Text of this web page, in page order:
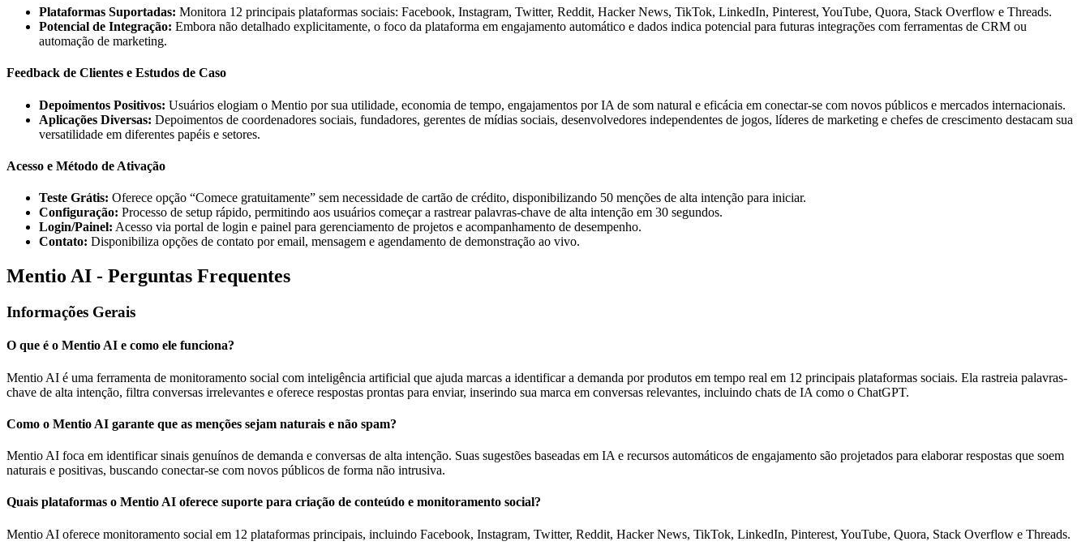
Plataformas Suportadas: Monitora 12 principais plataformas sociais: Facebook, Instagram, Twitter, Reddit, Hacker News, TikTok, LinkedIn, Pinterest, YouTube, Quora, Stack Overflow e Threads.
Potencial de Integração: Embora não detalhado explicitamente, o foco da plataforma em engajamento automático e dados indica potencial para futuras integrações com ferramentas de CRM ou
automação de marketing.
Feedback de Clientes e Estudos de Caso
Depoimentos Positivos: Usuários elogiam o Mentio por sua utilidade, economia de tempo, engajamentos por IA de som natural e eficácia em conectar-se com novos públicos e mercados internacionais.
Aplicações Diversas: Depoimentos de coordenadores sociais, fundadores, gerentes de mídias sociais, desenvolvedores independentes de jogos, líderes de marketing e chefes de crescimento destacam sua
versatilidade em diferentes papéis e setores.
Acesso e Método de Ativação
Teste Grátis: Oferece opção “Comece gratuitamente” sem necessidade de cartão de crédito, disponibilizando 50 menções de alta intenção para iniciar.
Configuração: Processo de setup rápido, permitindo aos usuários começar a rastrear palavras-chave de alta intenção em 30 segundos.
Login/Painel: Acesso via portal de login e painel para gerenciamento de projetos e acompanhamento de desempenho.
Contato: Disponibiliza opções de contato por email, mensagem e agendamento de demonstração ao vivo.
Mentio AI - Perguntas Frequentes
Informações Gerais
O que é o Mentio AI e como ele funciona?
Mentio AI é uma ferramenta de monitoramento social com inteligência artificial que ajuda marcas a identificar a demanda por produtos em tempo real em 12 principais plataformas sociais. Ela rastreia palavras-
chave de alta intenção, filtra conversas irrelevantes e oferece respostas prontas para enviar, inserindo sua marca em conversas relevantes, incluindo chats de IA como o ChatGPT.
Como o Mentio AI garante que as menções sejam naturais e não spam?
Mentio AI foca em identificar sinais genuínos de demanda e conversas de alta intenção. Suas sugestões baseadas em IA e recursos automáticos de engajamento são projetados para elaborar respostas que soem
naturais e positivas, buscando conectar-se com novos públicos de forma não intrusiva.
Quais plataformas o Mentio AI oferece suporte para criação de conteúdo e monitoramento social?
Mentio AI oferece monitoramento social em 12 plataformas principais, incluindo Facebook, Instagram, Twitter, Reddit, Hacker News, TikTok, LinkedIn, Pinterest, YouTube, Quora, Stack Overflow e Threads.